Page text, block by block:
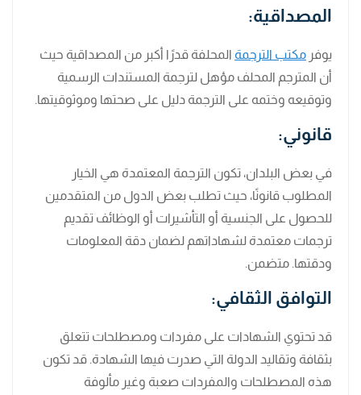
المصداقية:
يوفر مكتب الترجمة المحلفة قدرًا أكبر من المصداقية حيث
أن المترجم المحلف مؤهل لترجمة المستندات الرسمية
وتوقيعه وختمه على الترجمة دليل على صحتها وموثوقيتها.
قانوني:
في بعض البلدان، تكون الترجمة المعتمدة هي الخيار
المطلوب قانونًا، حيث تطلب بعض الدول من المتقدمين
للحصول على الجنسية أو التأشيرات أو الوظائف تقديم
ترجمات معتمدة لشهاداتهم لضمان دقة المعلومات
ودقتها. متضمن.
التوافق الثقافي:
قد تحتوي الشهادات على مفردات ومصطلحات تتعلق
بثقافة وتقاليد الدولة التي صدرت فيها الشهادة. قد تكون
هذه المصطلحات والمفردات صعبة وغير مألوفة